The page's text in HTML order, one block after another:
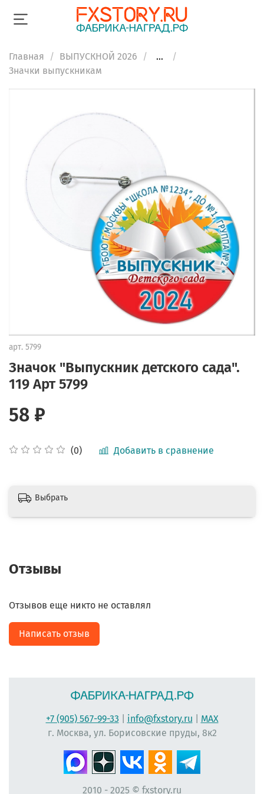
Главная ВЫПУСКНОЙ 2026
...
Значки выпускникам
арт. 5799
Значок "Выпускник детского сада".
119 Арт 5799
(0) Добавить в сравнение
58 ₽
Выбрать
Отзывы
Отзывов еще никто не оставлял
Написать отзыв
+7 (905) 567-99-33 info@fxstory.ru
MAX
г. Москва, ул. Борисовские пруды, 8к2
2010 - 2025 © fxstory.ru